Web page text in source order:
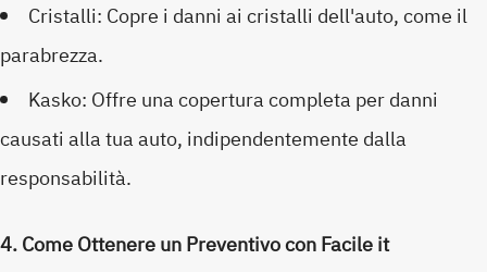
Cristalli: Copre i danni ai cristalli dell'auto, come il
parabrezza.
Kasko: Offre una copertura completa per danni
causati alla tua auto, indipendentemente dalla
responsabilità.
4. Come Ottenere un Preventivo con Facile it